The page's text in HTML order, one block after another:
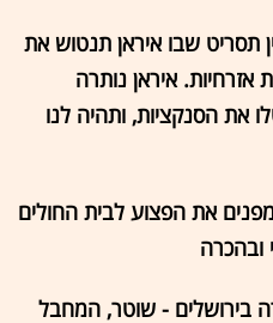
אין תסריט שבו איראן תנטוש את
אזרחיות. איראן נותרה
את הסנקציות, ותהיה לנו
מפנים את הפצוע לבית החולים
ובהכרה
בירושלים - שוטר, המחבל